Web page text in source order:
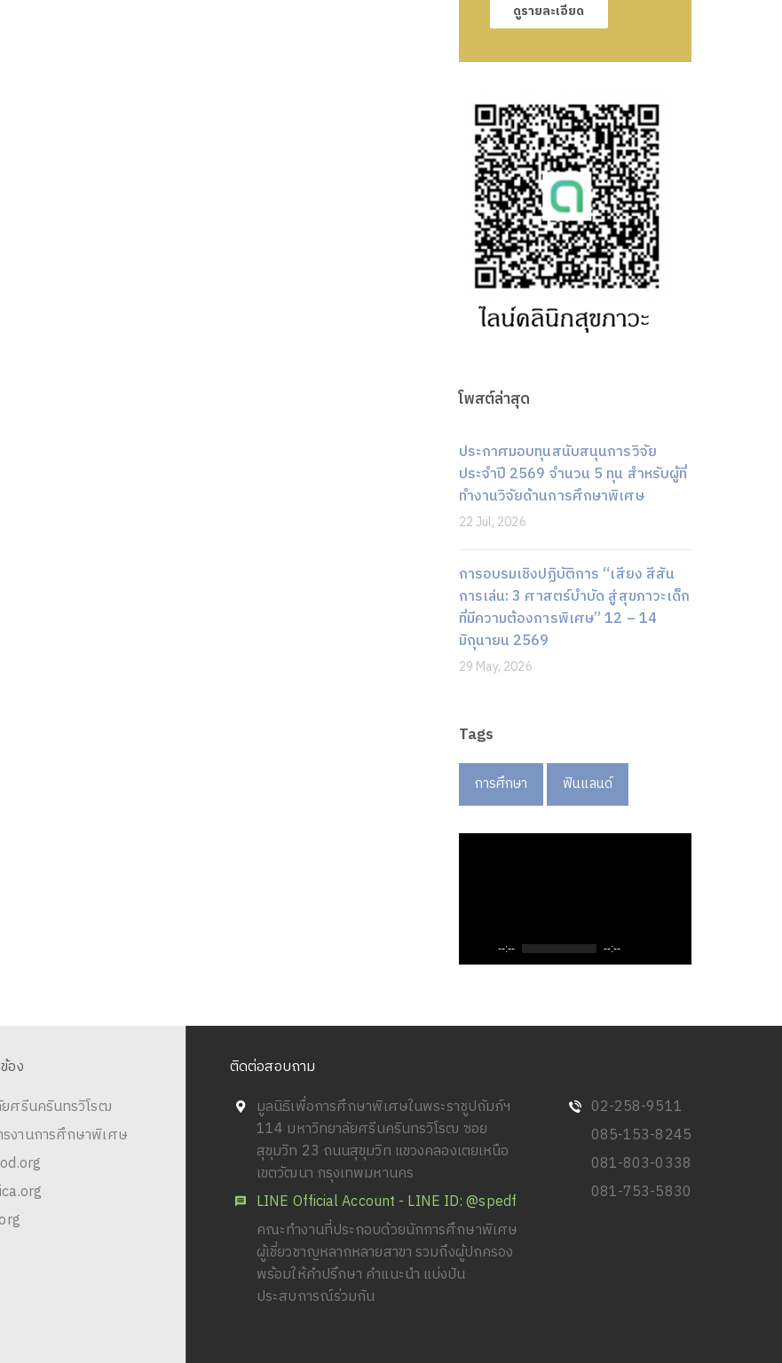
ดูรายละเอียด
โพสต์ล่าสุด
ประกาศมอบทุนสนับสนุนการวิจัย
ประจำปี 2569 จำนวน 5 ทุน สำหรับผู้ที่
ทำงานวิจัยด้านการศึกษาพิเศษ
22 Jul, 2026
การอบรมเชิงปฏิบัติการ “เสียง สีสัน
การเล่น: 3 ศาสตร์บำบัด สู่สุขภาวะเด็ก
ที่มีความต้องการพิเศษ” 12 – 14
มิถุนายน 2569
29 May, 2026
Tags
การศึกษา ฟินแลนด์
--:-- --:--
อง
ศรีนครินทรวิโรฒ
งานการศึกษาพิเศษ
ติดต่อสอบถาม
มูลนิธิเพื่อการศึกษาพิเศษในพระราชูปถัมภ์ฯ
114 มหาวิทยาลัยศรีนครินทรวิโรฒ ซอย
สุขุมวิท 23 ถนนสุขุมวิท แขวงคลองเตยเหนือ
เขตวัฒนา กรุงเทพมหานคร
LINE Official Account - LINE ID: @spedf
คณะทำงานที่ประกอบด้วยนักการศึกษาพิเศษ
ผู้เชี่ยวชาญหลากหลายสาขา รวมถึงผู้ปกครอง
พร้อมให้คำปรึกษา คำแนะนำ แบ่งปัน
ประสบการณ์ร่วมกัน
02-258-9511
085-153-8245
081-803-0338
081-753-5830